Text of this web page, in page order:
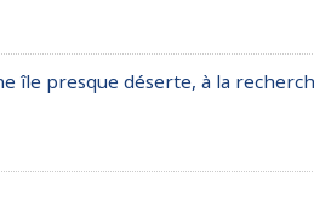
île presque déserte, à la